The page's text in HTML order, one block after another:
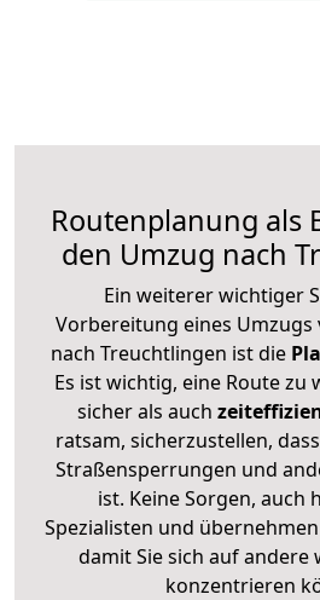
Routenplanung als
den Umzug nach
Ein weiterer wichtiger
Vorbereitung eines Umzugs
nach Treuchtlingen ist die
Es ist wichtig, eine Route zu
sicher als auch
ratsam, sicherzustellen,
Straßensperrungen und
ist. Keine Sorgen, auch
Spezialisten und
damit Sie sich auf andere
konzentrieren